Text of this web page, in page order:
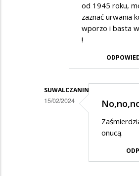
od 1945 roku,
zaznać urwania
wporzo i basta
!
SUWALCZANIN
15/02/2024
onucą.